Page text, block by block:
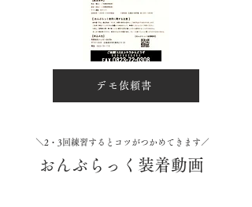
デモ依頼書
＼2・3回練習するとコツがつかめてきます／
​おんぶらっく装着動画